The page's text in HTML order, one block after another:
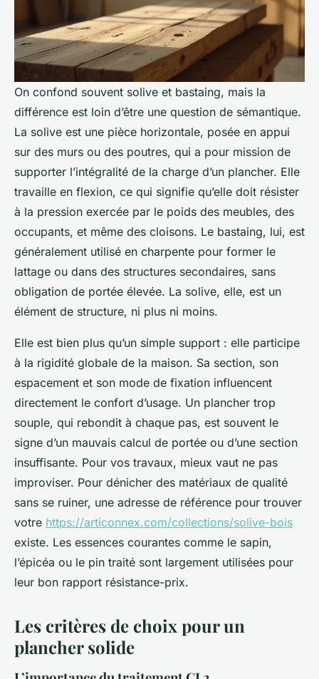
On confond souvent solive et bastaing, mais la
différence est loin d’être une question de sémantique.
La solive est une pièce horizontale, posée en appui
sur des murs ou des poutres, qui a pour mission de
supporter l’intégralité de la charge d’un plancher. Elle
travaille en flexion, ce qui signifie qu’elle doit résister
à la pression exercée par le poids des meubles, des
occupants, et même des cloisons. Le bastaing, lui, est
généralement utilisé en charpente pour former le
lattage ou dans des structures secondaires, sans
obligation de portée élevée. La solive, elle, est un
élément de structure, ni plus ni moins.
Elle est bien plus qu’un simple support : elle participe
à la rigidité globale de la maison. Sa section, son
espacement et son mode de fixation influencent
directement le confort d’usage. Un plancher trop
souple, qui rebondit à chaque pas, est souvent le
signe d’un mauvais calcul de portée ou d’une section
insuffisante. Pour vos travaux, mieux vaut ne pas
improviser. Pour dénicher des matériaux de qualité
sans se ruiner, une adresse de référence pour trouver
votre https://articonnex.com/collections/solive-bois
existe. Les essences courantes comme le sapin,
l’épicéa ou le pin traité sont largement utilisées pour
leur bon rapport résistance-prix.
Les critères de choix pour un
plancher solide